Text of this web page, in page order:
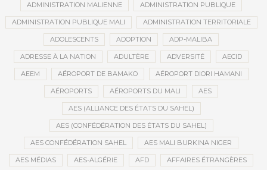
ADMINISTRATION MALIENNE ADMINISTRATION PUBLIQUE
ADMINISTRATION PUBLIQUE MALI ADMINISTRATION TERRITORIALE
ADOLESCENTS ADOPTION ADP-MALIBA
ADRESSE À LA NATION ADULTÈRE ADVERSITÉ AECID
AEEM AÉROPORT DE BAMAKO AÉROPORT DIORI HAMANI
AÉROPORTS AÉROPORTS DU MALI AES
AES (ALLIANCE DES ÉTATS DU SAHEL)
AES (CONFÉDÉRATION DES ÉTATS DU SAHEL)
AES CONFÉDÉRATION SAHEL AES MALI BURKINA NIGER
AES MÉDIAS AES-ALGÉRIE AFD AFFAIRES ÉTRANGÈRES